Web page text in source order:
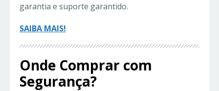
garantia e suporte garantido.
SAIBA MAIS!
Onde Comprar com
Segurança?